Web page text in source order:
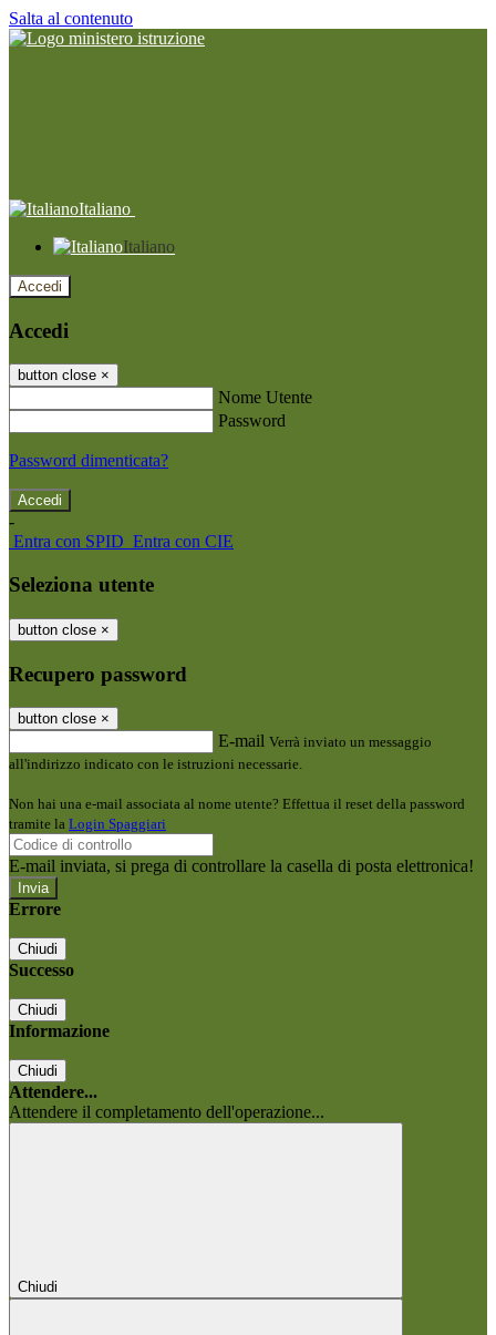
Salta al contenuto
Italiano
Italiano
Accedi
Accedi
button close ×
Nome Utente
Password
Password dimenticata?
-
Entra con SPID Entra con CIE
Seleziona utente
button close ×
Recupero password
button close ×
E-mail Verrà inviato un messaggio
all'indirizzo indicato con le istruzioni necessarie.
Non hai una e-mail associata al nome utente? Effettua il reset della password
tramite la Login Spaggiari
E-mail inviata, si prega di controllare la casella di posta elettronica!
Errore
Chiudi
Successo
Chiudi
Informazione
Chiudi
Attendere...
Attendere il completamento dell'operazione...
Chiudi